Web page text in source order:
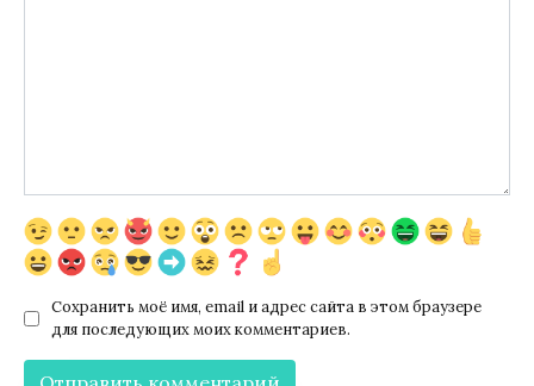
Сохранить моё имя, email и адрес сайта в этом браузере
для последующих моих комментариев.